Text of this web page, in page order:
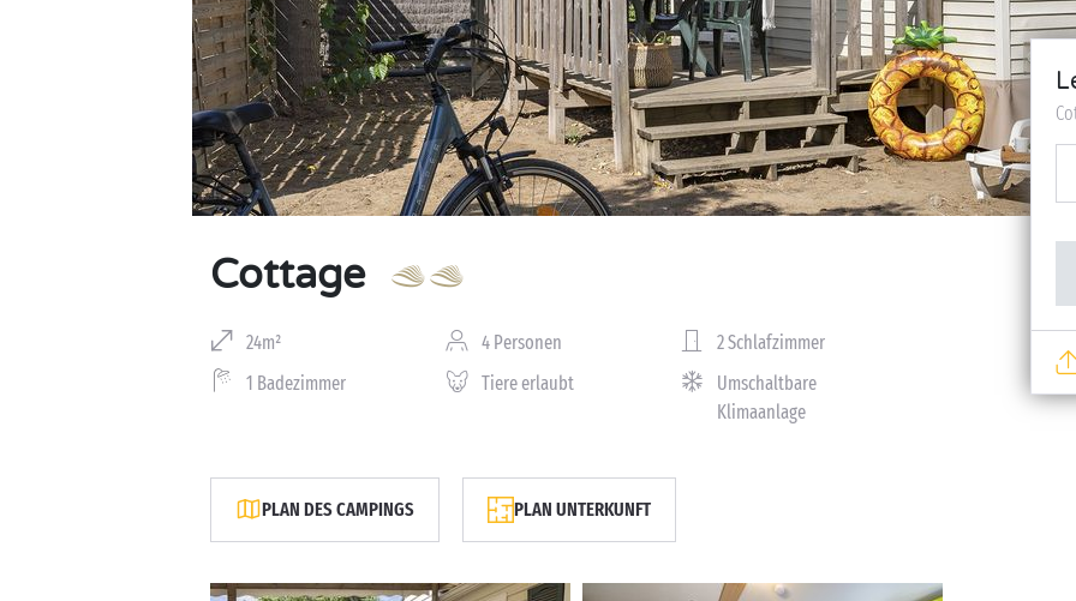
Cottage
24m² 4 Personen
2 Schlafzimmer
1 Badezimmer
Tiere erlaubt
Umschaltbare
Klimaanlage
PLAN DES CAMPINGS PLAN UNTERKUNFT